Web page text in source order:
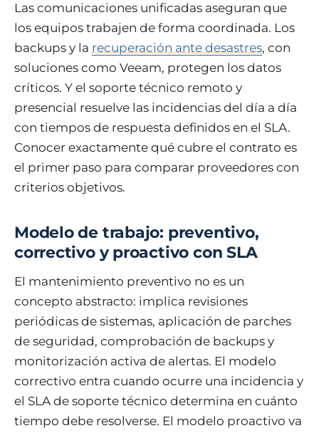
Las comunicaciones unificadas aseguran que
los equipos trabajen de forma coordinada. Los
backups y la recuperación ante desastres, con
soluciones como Veeam, protegen los datos
críticos. Y el soporte técnico remoto y
presencial resuelve las incidencias del día a día
con tiempos de respuesta definidos en el SLA.
Conocer exactamente qué cubre el contrato es
el primer paso para comparar proveedores con
criterios objetivos.
Modelo de trabajo: preventivo,
correctivo y proactivo con SLA
El mantenimiento preventivo no es un
concepto abstracto: implica revisiones
periódicas de sistemas, aplicación de parches
de seguridad, comprobación de backups y
monitorización activa de alertas. El modelo
correctivo entra cuando ocurre una incidencia y
el SLA de soporte técnico determina en cuánto
tiempo debe resolverse. El modelo proactivo va